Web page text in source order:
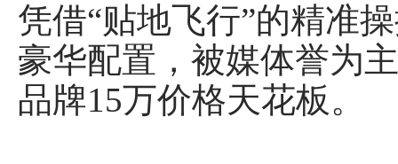
凭借“贴地飞行”的精准
豪华配置，被媒体誉为
品牌15万价格天花板。